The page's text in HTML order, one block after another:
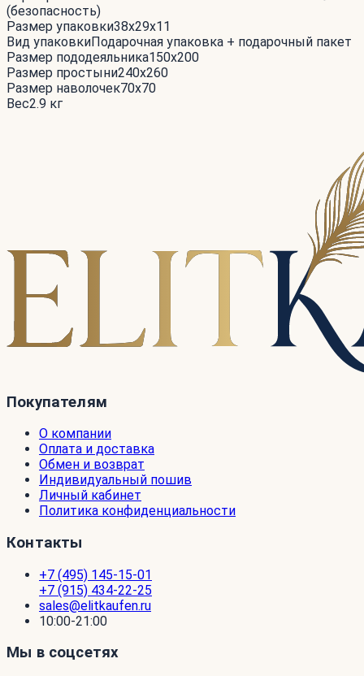
(безопасность)
Размер упаковки38x29x11
Вид упаковкиПодарочная упаковка + подарочный пакет
Размер пододеяльника150x200
Размер простыни240x260
Размер наволочек70x70
Вес2.9 кг
Покупателям
О компании
Оплата и доставка
Обмен и возврат
Индивидуальный пошив
Личный кабинет
Политика конфиденциальности
Контакты
+7 (495) 145-15-01
+7 (915) 434-22-25
sales@elitkaufen.ru
10:00-21:00
Мы в соцсетях